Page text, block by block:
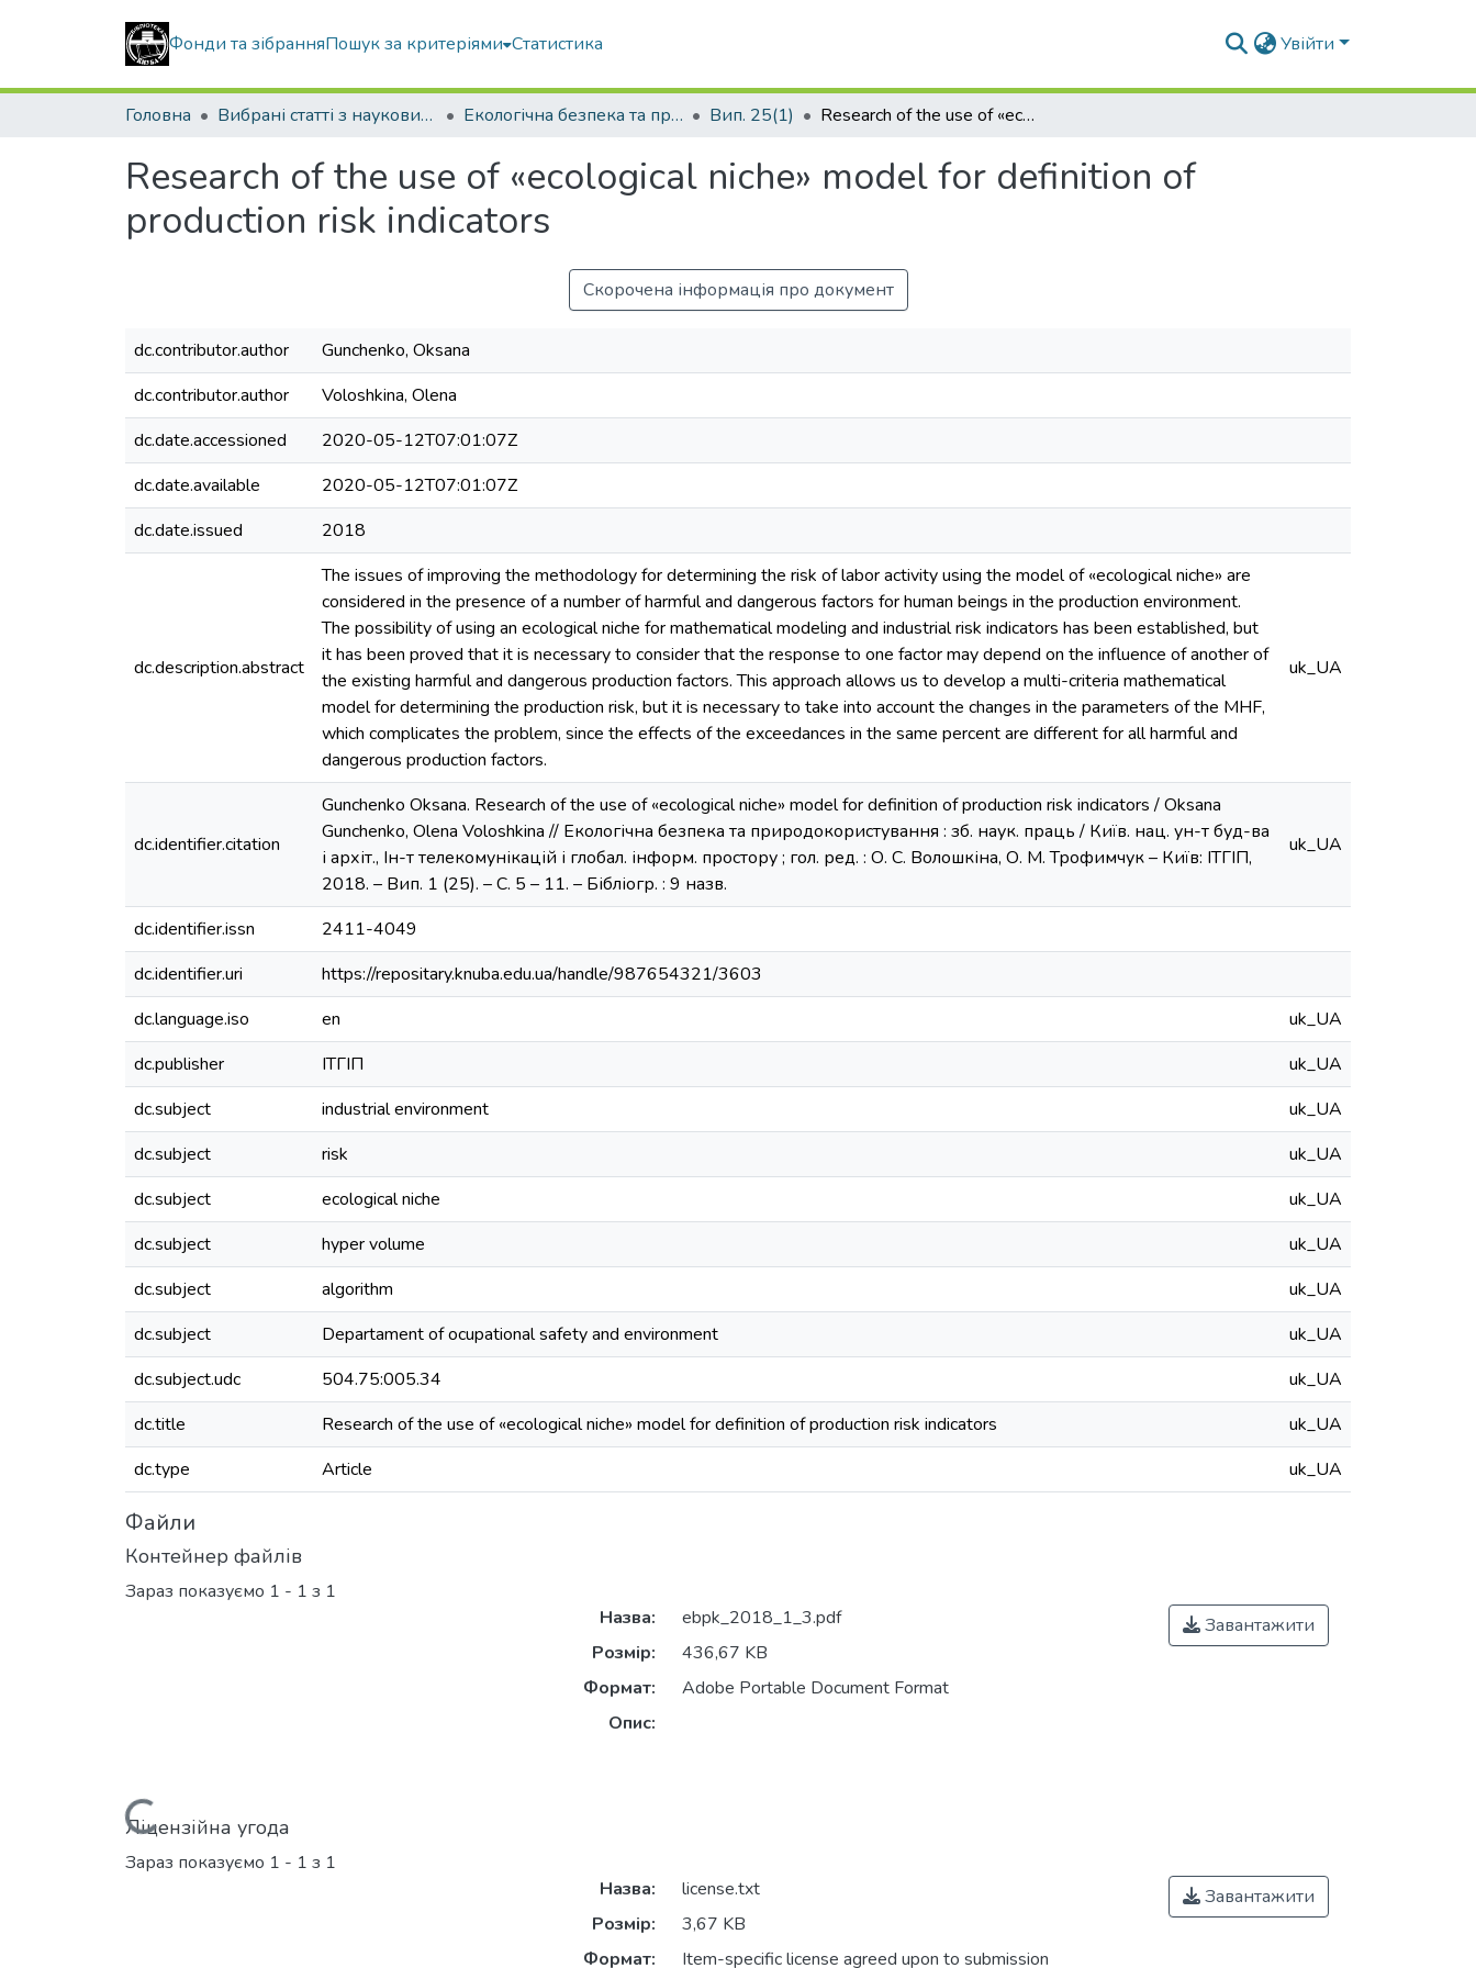
Фонди та зібранняПошук за критеріями Статистика Увійти
Головна Вибрані статті з наукових збірників КНУБА Екологічна безпека та природокористування Вип. 25(1) Research of the use of «ecological niche» model for definition of production risk indicators
Research of the use of «ecological niche» model for definition of
production risk indicators
Скорочена інформація про документ
dc.contributor.author
Gunchenko, Oksana
dc.contributor.author
Voloshkina, Olena
dc.date.accessioned
2020-05-12T07:01:07Z
dc.date.available
2020-05-12T07:01:07Z
dc.date.issued
2018
dc.description.abstract
The issues of improving the methodology for determining the risk of labor activity using the model of «ecological niche» are
considered in the presence of a number of harmful and dangerous factors for human beings in the production environment.
The possibility of using an ecological niche for mathematical modeling and industrial risk indicators has been established, but
it has been proved that it is necessary to consider that the response to one factor may depend on the influence of another of
the existing harmful and dangerous production factors. This approach allows us to develop a multi-criteria mathematical
model for determining the production risk, but it is necessary to take into account the changes in the parameters of the MHF,
which complicates the problem, since the effects of the exceedances in the same percent are different for all harmful and
dangerous production factors.
uk_UA
dc.identifier.citation
Gunchenko Oksana. Research of the use of «ecological niche» model for definition of production risk indicators / Oksana
Gunchenko, Olena Voloshkina // Екологічна безпека та природокористування : зб. наук. праць / Київ. нац. ун-т буд-ва
і архіт., Ін-т телекомунікацій і глобал. інформ. простору ; гол. ред. : О. С. Волошкіна, О. М. Трофимчук – Київ: ІТГІП,
2018. – Вип. 1 (25). – С. 5 – 11. – Бібліогр. : 9 назв.
uk_UA
dc.identifier.issn
2411-4049
dc.identifier.uri
https://repositary.knuba.edu.ua/handle/987654321/3603
dc.language.iso
en
uk_UA
dc.publisher
ІТГІП
uk_UA
dc.subject
industrial environment
uk_UA
dc.subject
risk
uk_UA
dc.subject
ecological niche
uk_UA
dc.subject
hyper volume
uk_UA
dc.subject
algorithm
uk_UA
dc.subject
Departament of ocupational safety and environment
uk_UA
dc.subject.udc
504.75:005.34
uk_UA
dc.title
Research of the use of «ecological niche» model for definition of production risk indicators
uk_UA
dc.type
Article uk_UA
Файли
Контейнер файлів
Зараз показуємо 1 - 1 з 1
Вантажиться...
Назва:
ebpk_2018_1_3.pdf
Розмір:
436,67 KB
Формат:
Adobe Portable Document Format
Опис:
Завантажити
Ліцензійна угода
Зараз показуємо 1 - 1 з 1
Назва:
license.txt
Розмір:
3,67 KB
Формат:
Item-specific license agreed upon to submission
Завантажити